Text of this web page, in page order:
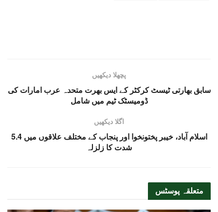
پچھلا دیکھیں
سابق بھارتی ٹیسٹ کرکٹر کے ایس بھرت متحدہ عرب امارات کی
ڈومیسٹک ٹیم میں شامل
اگلا دیکھیں
اسلام آباد، خیبر پختونخوا اور پنجاب کے مختلف علاقوں میں 5.4
شدت کا زلزلہ
متعلقہ پوسٹس